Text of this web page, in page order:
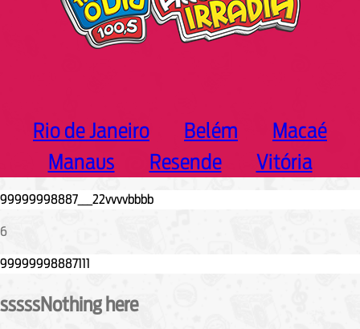
Rio de Janeiro Belém
Macaé
Manaus
Resende Vitória
6
sssssNothing here